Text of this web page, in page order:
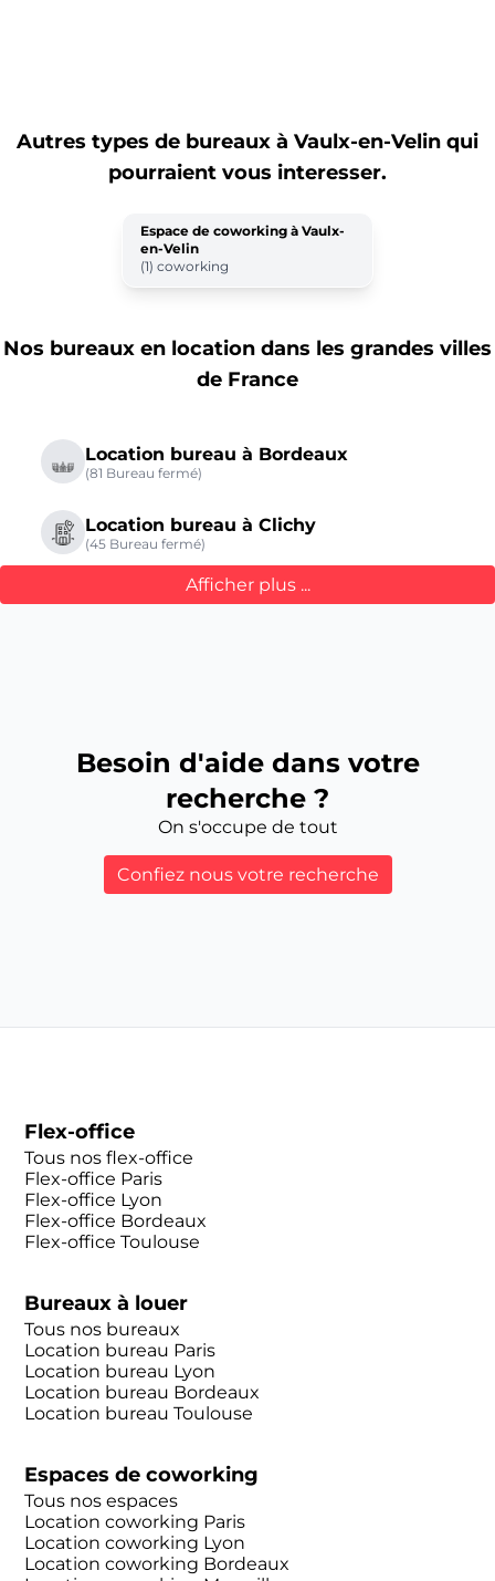
Autres types de bureaux à Vaulx-en-Velin qui
pourraient vous interesser.
Espace de coworking à Vaulx-
en-Velin
(1) coworking
Nos bureaux en location dans les grandes villes
de France
Location bureau à Bordeaux
(81 Bureau fermé)
Location bureau à Clichy
(45 Bureau fermé)
Afficher plus ...
Besoin d'aide dans votre
recherche ?
On s'occupe de tout
Confiez nous votre recherche
Flex-office
Tous nos flex-office
Flex-office Paris
Flex-office Lyon
Flex-office Bordeaux
Flex-office Toulouse
Bureaux à louer
Tous nos bureaux
Location bureau Paris
Location bureau Lyon
Location bureau Bordeaux
Location bureau Toulouse
Espaces de coworking
Tous nos espaces
Location coworking Paris
Location coworking Lyon
Location coworking Bordeaux